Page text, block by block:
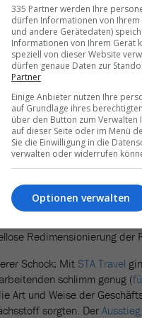
die Freude von kurzer
- denn das
erscheinende
Heimreise eine zehntägige
Reiseverbot gleich.
wenn schon früh klar war,
die Corona-Zahlen
oderDänemark
nun auf den
auf die Nachfrage
trotz der vermeintlichen
Meldungen. Den
GlobetrotterundKnecht
Schweiz
Redimensionierung der
Schock: Mit STA Travel
schlimm genug (
Art und Weise der
sorgten. Der
335 Partner werden Ihre
dürfen Informationen von Ihrem
und andere Gerätedaten)
Informationen von Ihrem Gerät
speziell von dieser Website
dürfen genaue Daten zur
Partner
Einige Anbieter nutzen Ihre
auf Grundlage ihres
über den Button zum
auf dieser Seite oder im Menü
Sie die Einwilligung in die
verwalten oder widerrufen
Optionen verwalten